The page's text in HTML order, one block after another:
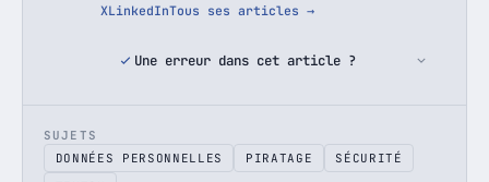
XLinkedInTous ses articles →
Une erreur dans cet article ?
SUJETS
DONNÉES PERSONNELLES
PIRATAGE
SÉCURITÉ